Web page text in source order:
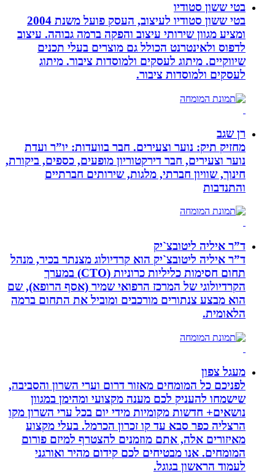
בטי ששון סטודיו
בטי ששון סטודיו לעיצוב, העסק פועל משנת 2004
ומציע מגוון שירותי עיצוב והפקה ברמה גבוהה. עיצוב
לדפוס ולאינטרנט הכולל גם מוצרים בעלי תכנים
שיווקיים. מיתוג לעסקים ולמוסדות ציבור. מיתוג
לעסקים ולמוסדות ציבור.
רן שגב
מחזיק תיק: נוער וצעירים. חבר בוועדות: יו”ר ועדת
נוער וצעירים, חבר דירקטוריון מופעים, כספים, ביקורת,
חינוך, שוויון חברתי, מלגות, שירותים חברתיים
והתנדבות
ד”ר איליה ליטובצ`יק
ד”ר איליה ליטובצ`יק הוא קרדיולוג מצנתר בכיר, מנהל
תחום חסימות כליליות כרוניות (CTO) במערך
הקרדיולוגי של המרכז הרפואי שמיר (אסף הרופא), שם
הוא מבצע צנתורים מורכבים ומוביל את התחום ברמה
הלאומית.
מעגל צפון
לפניכם כל המומחים מאזור דרום וערי השרון והסביבה,
שישמחו להעניק לכם מענה מקצועי ומהימן במגוון
נושאים+ חדשות מקומיות מידי יום בכל ערי השרון מקו
הרצליה כפר סבא עד קו זכרון הכרמל. בעלי מקצוע
מאיזורים אלה, אתם מוזמנים להצטרף למיזם פורום
המומחים. אנו מבטיחים לכם קידום מהיר ואורגני
לעמוד הראשון בגוגל.